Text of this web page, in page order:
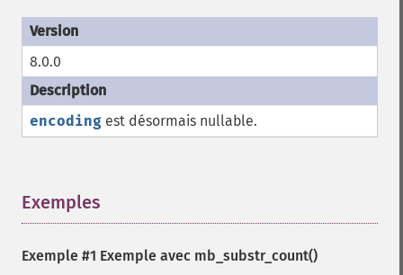
8.0.0
encoding est désormais nullable.
Exemples
Exemple #1 Exemple avec mb_substr_count()